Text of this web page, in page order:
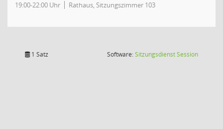
19:00-22:00 Uhr Rathaus, Sitzungszimmer 103
1 Satz Software:SitzungsdienstSession(Wird in